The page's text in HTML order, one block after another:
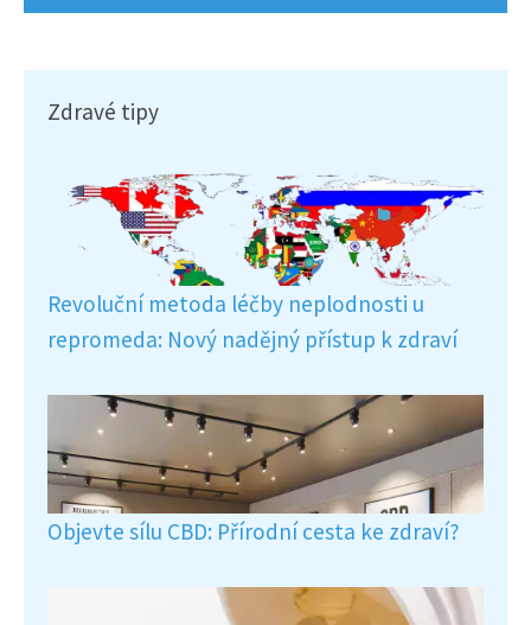
Zdravé tipy
Revoluční metoda léčby neplodnosti u
repromeda: Nový nadějný přístup k zdraví
Objevte sílu CBD: Přírodní cesta ke zdraví?